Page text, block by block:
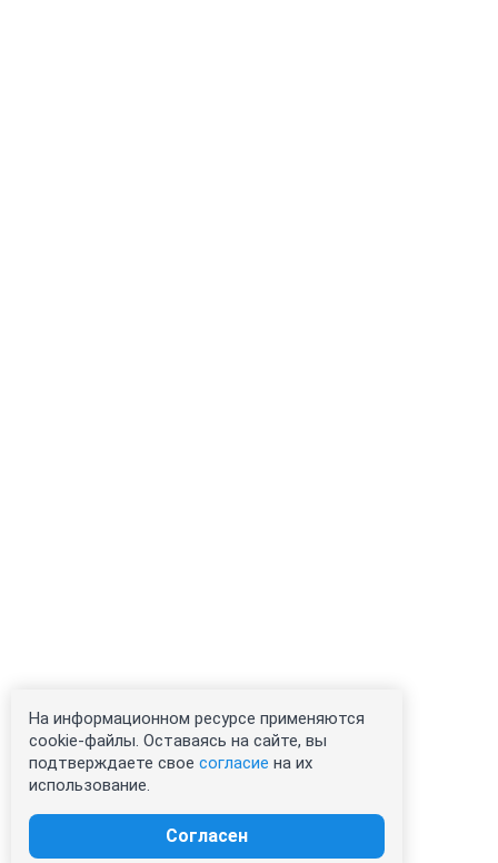
На информационном ресурсе применяются
cookie-файлы. Оставаясь на сайте, вы
подтверждаете свое согласие на их
использование.
Согласен